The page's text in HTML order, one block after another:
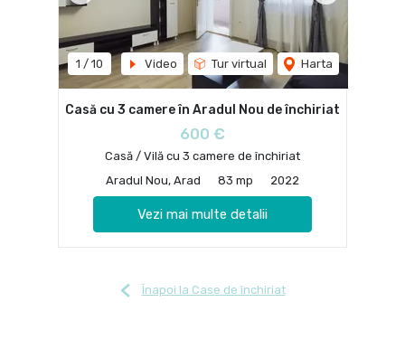
1 / 10 Video Tur virtual Harta
Casă cu 3 camere în Aradul Nou de închiriat
600 €
Casă / Vilă cu 3 camere de închiriat
Aradul Nou, Arad
83 mp 2022
Vezi mai multe detalii
Înapoi la Case de închiriat